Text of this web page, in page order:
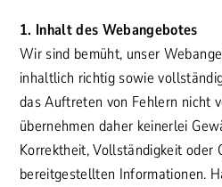
1. Inhalt des Webangebotes
Wir sind bemüht, unser
inhaltlich richtig sowie
das Auftreten von Fehlern nicht
übernehmen daher keinerlei
Korrektheit, Vollständigkeit oder
bereitgestellten Informationen.